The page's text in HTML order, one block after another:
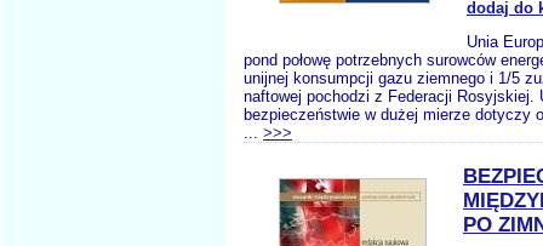
dodaj do
Unia
pond połowę potrzebnych surowców
unijnej konsumpcji gazu ziemnego i 1/5
naftowej pochodzi z Federacji Rosyjskiej.
bezpieczeństwie w dużej mierze dotyczy
... >>>
PO